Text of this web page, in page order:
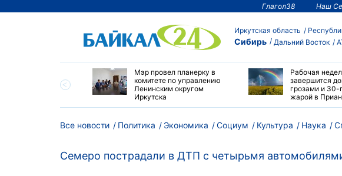
Глагол38 Наш
Иркутская область
Сибирь Дальний Восток
сделать
Мэр провел планерку в
комитете по управлению
Ленинским округом
Иркутска
Рабочая
завершится
грозами и 30-
жарой в
Все новости Политика Экономика Социум Культура Наука
Семеро пострадали в ДТП с четырьмя